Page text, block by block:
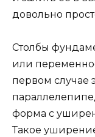
довольно
Столбы
или
первом случае
форма с
Такое